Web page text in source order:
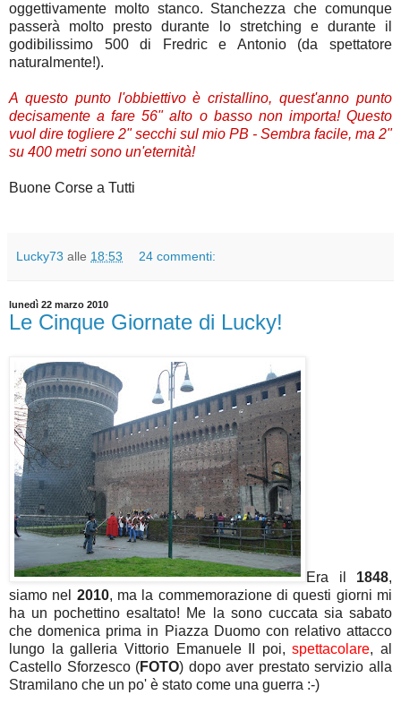
oggettivamente molto stanco. Stanchezza che comunque
passerà molto presto durante lo stretching e durante il
godibilissimo 500 di Fredric e Antonio (da spettatore
naturalmente!).
A questo punto l'obbiettivo è cristallino, quest'anno punto
decisamente a fare 56" alto o basso non importa! Questo
vuol dire togliere 2" secchi sul mio PB - Sembra facile, ma 2"
su 400 metri sono un'eternità!
Buone Corse a Tutti
Lucky73 alle 18:53 24 commenti:
lunedì 22 marzo 2010
Le Cinque Giornate di Lucky!
Era il 1848,
siamo nel 2010, ma la commemorazione di questi giorni mi
ha un pochettino esaltato! Me la sono cuccata sia sabato
che domenica prima in Piazza Duomo con relativo attacco
lungo la galleria Vittorio Emanuele II poi,spettacolare, al
Castello Sforzesco (FOTO) dopo aver prestato servizio alla
Stramilano che un po' è stato come una guerra :-)